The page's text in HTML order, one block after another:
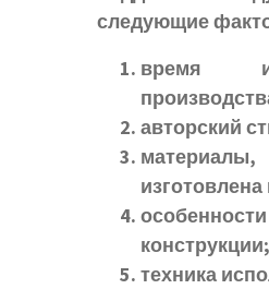
следующие
время
авторский
особенности
конструкции;
техника